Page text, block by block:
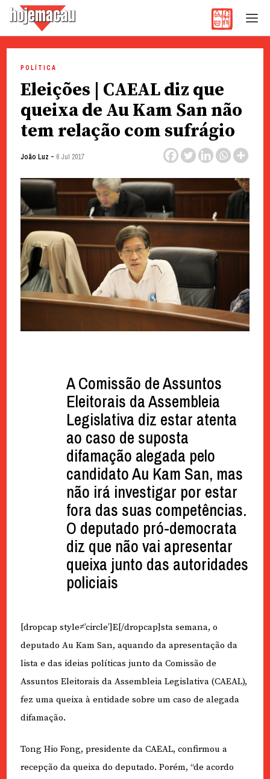
content
POLÍTICA
Eleições | CAEAL diz que
queixa de Au Kam San não
tem relação com sufrágio
João Luz - 6 Jul 2017
A Comissão de Assuntos
Eleitorais da Assembleia
Legislativa diz estar atenta
ao caso de suposta
difamação alegada pelo
candidato Au Kam San, mas
não irá investigar por estar
fora das suas competências.
O deputado pró-democrata
diz que não vai apresentar
queixa junto das autoridades
policiais
[dropcap style≠’circle’]E[/dropcap]sta semana, o
deputado Au Kam San, aquando da apresentação da
lista e das ideias políticas junto da Comissão de
Assuntos Eleitorais da Assembleia Legislativa (CAEAL),
fez uma queixa à entidade sobre um caso de alegada
difamação.
Tong Hio Fong, presidente da CAEAL, confirmou a
recepção da queixa do deputado. Porém, “de acordo